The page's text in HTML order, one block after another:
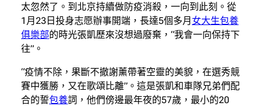
太忽然了。到北京持續做防疫消殺，一向到此刻。從
1月23日投身志愿辦事開端，長達5個多月 女大生包養
俱樂部的時光張凱歷來沒想過廢棄，“我會一向保持下
往”。
“疫情不除，果斷不撤謝薰帶著空靈的美貌，在選秀競
賽中獲勝，又在歌頌比離”。這是張凱和車隊兄弟們配
合的誓包養詞，他們傍邊最年夜的57歲，最小的20